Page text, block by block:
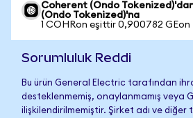
Coherent (Ondo
(Ondo Tokenized)'na
1 COHRon eşittir 0,900782 GEon
Sorumluluk Reddi
Bu ürün General Electric tarafından
desteklenmemiş, onaylanmamış veya
ilişkilendirilmemiştir. Şirket adı ve